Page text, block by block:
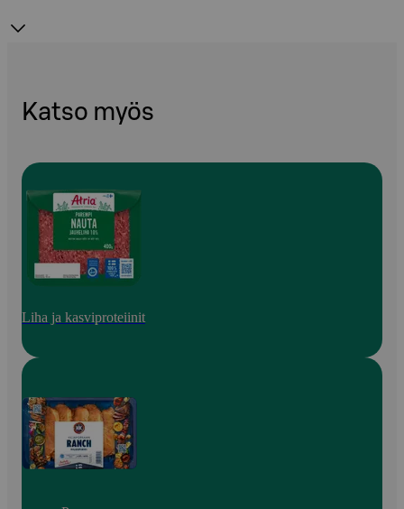
Katso myös
Liha ja kasviproteiinit